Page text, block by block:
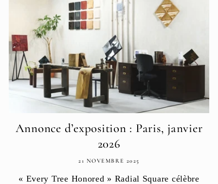
Annonce d’exposition : Paris, janvier
2026
21 NOVEMBRE 2025
« Every Tree Honored » Radial Square célèbre